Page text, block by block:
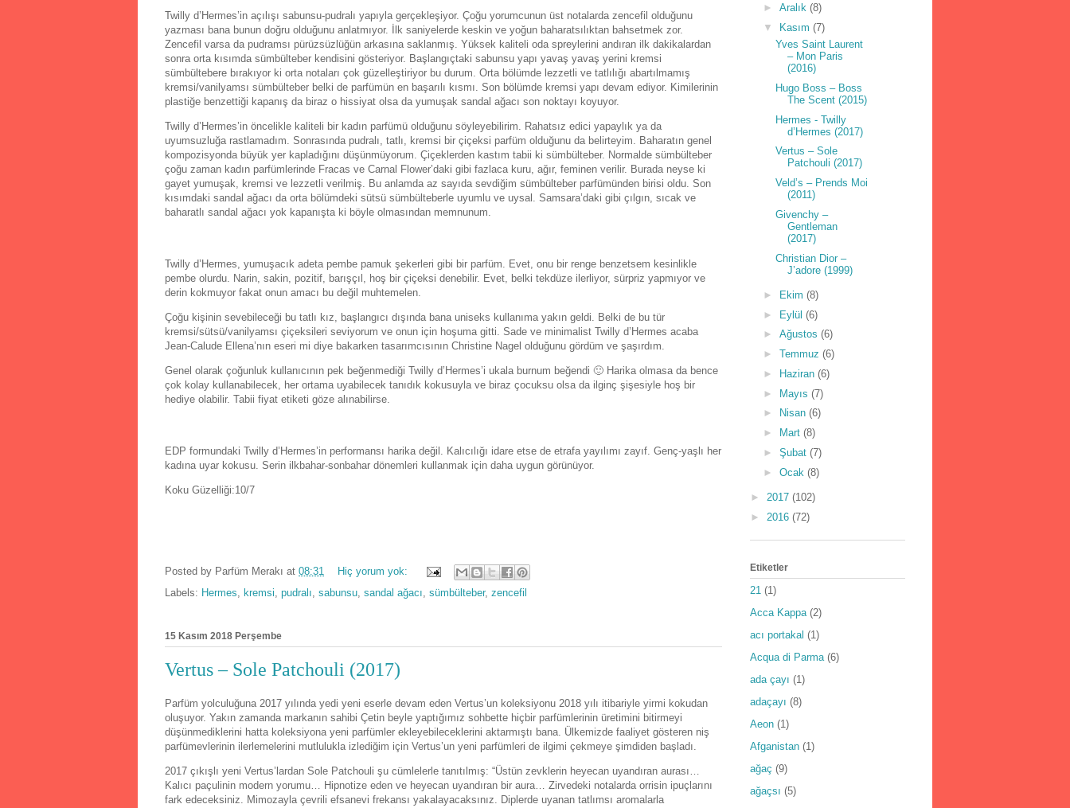
Twilly d’Hermes’in açılışı sabunsu-pudralı yapıyla gerçekleşiyor. Çoğu yorumcunun üst notalarda zencefil olduğunu
yazması bana bunun doğru olduğunu anlatmıyor. İlk saniyelerde keskin ve yoğun baharatsılıktan bahsetmek zor.
Zencefil varsa da pudramsı pürüzsüzlüğün arkasına saklanmış. Yüksek kaliteli oda spreylerini andıran ilk dakikalardan
sonra orta kısımda sümbülteber kendisini gösteriyor. Başlangıçtaki sabunsu yapı yavaş yavaş yerini kremsi
sümbültebere bırakıyor ki orta notaları çok güzelleştiriyor bu durum. Orta bölümde lezzetli ve tatlılığı abartılmamış
kremsi/vanilyamsı sümbülteber belki de parfümün en başarılı kısmı. Son bölümde kremsi yapı devam ediyor. Kimilerinin
plastiğe benzettiği kapanış da biraz o hissiyat olsa da yumuşak sandal ağacı son noktayı koyuyor.
Twilly d’Hermes’in öncelikle kaliteli bir kadın parfümü olduğunu söyleyebilirim. Rahatsız edici yapaylık ya da
uyumsuzluğa rastlamadım. Sonrasında pudralı, tatlı, kremsi bir çiçeksi parfüm olduğunu da belirteyim. Baharatın genel
kompozisyonda büyük yer kapladığını düşünmüyorum. Çiçeklerden kastım tabii ki sümbülteber. Normalde sümbülteber
çoğu zaman kadın parfümlerinde Fracas ve Carnal Flower’daki gibi fazlaca kuru, ağır, feminen verilir. Burada neyse ki
gayet yumuşak, kremsi ve lezzetli verilmiş. Bu anlamda az sayıda sevdiğim sümbülteber parfümünden birisi oldu. Son
kısımdaki sandal ağacı da orta bölümdeki sütsü sümbülteberle uyumlu ve uysal. Samsara’daki gibi çılgın, sıcak ve
baharatlı sandal ağacı yok kapanışta ki böyle olmasından memnunum.
Twilly d’Hermes, yumuşacık adeta pembe pamuk şekerleri gibi bir parfüm. Evet, onu bir renge benzetsem kesinlikle
pembe olurdu. Narin, sakin, pozitif, barışçıl, hoş bir çiçeksi denebilir. Evet, belki tekdüze ilerliyor, sürpriz yapmıyor ve
derin kokmuyor fakat onun amacı bu değil muhtemelen.
Çoğu kişinin sevebileceği bu tatlı kız, başlangıcı dışında bana uniseks kullanıma yakın geldi. Belki de bu tür
kremsi/sütsü/vanilyamsı çiçeksileri seviyorum ve onun için hoşuma gitti. Sade ve minimalist Twilly d’Hermes acaba
Jean-Calude Ellena’nın eseri mi diye bakarken tasarımcısının Christine Nagel olduğunu gördüm ve şaşırdım.
Genel olarak çoğunluk kullanıcının pek beğenmediği Twilly d’Hermes’i ukala burnum beğendi 🙂 Harika olmasa da bence
çok kolay kullanabilecek, her ortama uyabilecek tanıdık kokusuyla ve biraz çocuksu olsa da ilginç şişesiyle hoş bir
hediye olabilir. Tabii fiyat etiketi göze alınabilirse.
EDP formundaki Twilly d’Hermes’in performansı harika değil. Kalıcılığı idare etse de etrafa yayılımı zayıf. Genç-yaşlı her
kadına uyar kokusu. Serin ilkbahar-sonbahar dönemleri kullanmak için daha uygun görünüyor.
Koku Güzelliği:10/7
Posted by Parfüm Merakı at 08:31
Hiç yorum yok:
Labels: Hermes, kremsi, pudralı, sabunsu, sandal ağacı, sümbülteber, zencefil
15 Kasım 2018 Perşembe
Vertus – Sole Patchouli (2017)
Parfüm yolculuğuna 2017 yılında yedi yeni eserle devam eden Vertus’un koleksiyonu 2018 yılı itibariyle yirmi kokudan
oluşuyor. Yakın zamanda markanın sahibi Çetin beyle yaptığımız sohbette hiçbir parfümlerinin üretimini bitirmeyi
düşünmediklerini hatta koleksiyona yeni parfümler ekleyebileceklerini aktarmıştı bana. Ülkemizde faaliyet gösteren niş
parfümevlerinin ilerlemelerini mutlulukla izlediğim için Vertus’un yeni parfümleri de ilgimi çekmeye şimdiden başladı.
2017 çıkışlı yeni Vertus’lardan Sole Patchouli şu cümlelerle tanıtılmış: “Üstün zevklerin heyecan uyandıran aurası…
Kalıcı paçulinin modern yorumu… Hipnotize eden ve heyecan uyandıran bir aura… Zirvedeki notalarda orrisin ipuçlarını
fark edeceksiniz. Mimozayla çevrili efsanevi frekansı yakalayacaksınız. Diplerde uyanan tatlımsı aromalarla
► Aralık (8)
▼ Kasım (7)
Yves Saint Laurent
– Mon Paris
(2016)
Hugo Boss – Boss
The Scent (2015)
Hermes - Twilly
d’Hermes (2017)
Vertus – Sole
Patchouli (2017)
Veld’s – Prends Moi
(2011)
Givenchy –
Gentleman
(2017)
Christian Dior –
J’adore (1999)
► Ekim (8)
► Eylül (6)
► Ağustos (6)
► Temmuz (6)
►
Haziran (6)
► Mayıs (7)
►
Nisan (6)
►
Mart (8)
► Şubat (7)
► Ocak (8)
► 2017 (102)
► 2016 (72)
Etiketler
21 (1)
Acca Kappa (2)
acı portakal (1)
Acqua di Parma (6)
ada çayı (1)
adaçayı (8)
Aeon (1)
Afganistan (1)
ağaç (9)
ağaçsı (5)